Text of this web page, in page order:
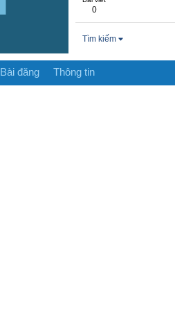
0
Tìm kiếm
Bài đăng Thông tin